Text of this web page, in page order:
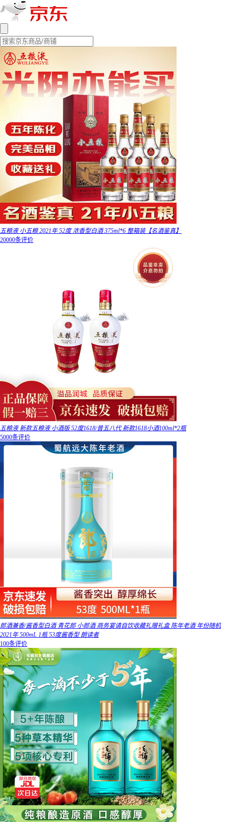
五粮液 小五粮 2021年 52度 浓香型白酒 375ml*6 整箱装【名酒鉴真】
20000条评价
五粮液 新款五粮液 小酒版 52度1618/普五八代 新款1618小酒100ml*2瓶
5000条评价
郎酒兼香/酱香型白酒 青花郎 小郎酒 商务宴请自饮收藏礼赠礼盒 陈年老酒 年份随机
2021年 500mL 1瓶 53度酱香型 朗读者
100条评价